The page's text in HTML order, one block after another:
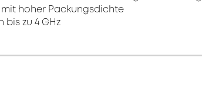
hoher Packungsdichte
bis zu 4 GHz